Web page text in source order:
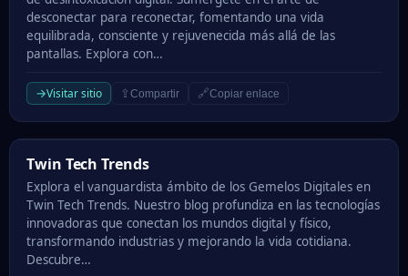
desconectar para reconectar, fomentando una vida
equilibrada, consciente y rejuvenecida más allá de las
pantallas. Explora con…
→Visitar sitio ⇪ Compartir 🔗Copiar enlace
Twin Tech Trends
Twin Tech Trends
Explora el vanguardista ámbito de los Gemelos Digitales en
Twin Tech Trends. Nuestro blog profundiza en las tecnologías
innovadoras que conectan los mundos digital y físico,
transformando industrias y mejorando la vida cotidiana.
Descubre…